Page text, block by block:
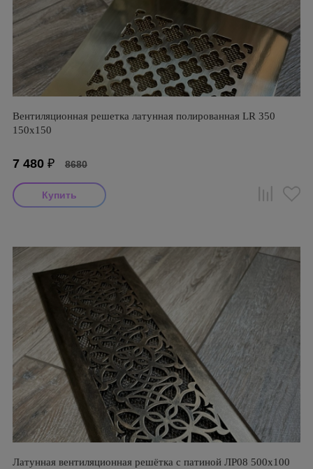
Вентиляционная решетка латунная полированная LR 350
150х150
7 480 ₽ 8680
Латунная вентиляционная решётка с патиной ЛР08 500х100